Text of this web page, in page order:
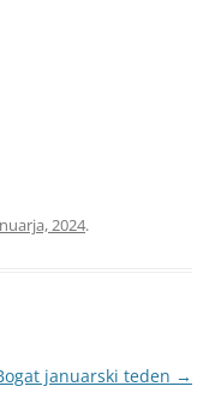
2024.
januarski teden →